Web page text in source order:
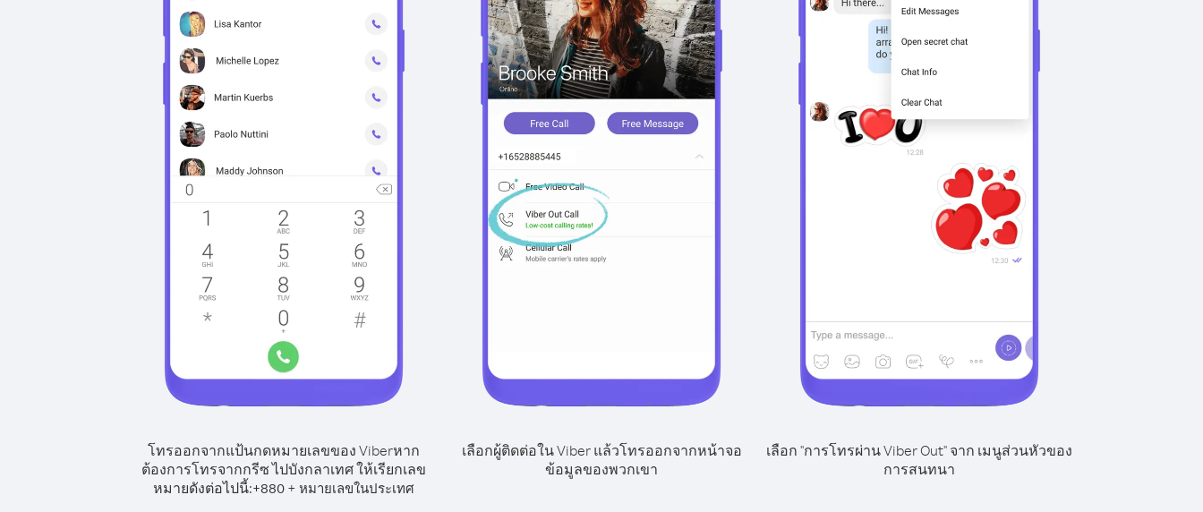
โทรออกจากแป้นกดหมายเลขของ Viberหาก
ต้องการโทรจากกรีซ ไปบังกลาเทศ ให้เรียกเลข
หมายดังต่อไปนี้:+880 + หมายเลขในประเทศ
เลือกผู้ติดต่อใน Viber แล้วโทรออกจากหน้าจอ
ข้อมูลของพวกเขา
เลือก "การโทรผ่าน Viber Out" จาก เมนูส่วนหัวของ
การสนทนา